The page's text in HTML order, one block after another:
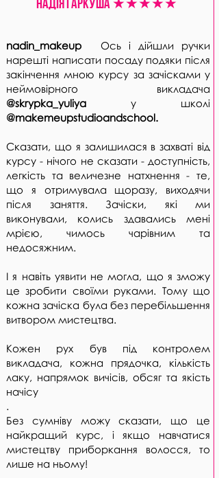
надІя гаркуша ★★★★★
nadin_makeup
Ось і дійшли ручки
нарешті написати посаду подяки після
закінчення мною курсу за зачісками у
неймовірного викладача
@skrypka_yuliya у школі
@makemeupstudioandschool.
Сказати, що я залишилася в захваті від
курсу - нічого не сказати - доступність,
легкість та величезне натхнення - те,
що я отримувала щоразу, виходячи
після заняття. Зачіски, які ми
виконували, колись здавались мені
мрією, чимось чарівним та
недосяжним.
І я навіть уявити не могла, що я зможу
це зробити своїми руками. Тому що
кожна зачіска була без перебільшення
витвором мистецтва.
Кожен рух був під контролем
викладача, кожна прядочка, кількість
лаку, напрямок вичісів, обсяг та якість
начісу
.
Без сумніву можу сказати, що це
найкращий курс, і якщо навчатися
мистецтву приборкання волосся, то
лише на ньому!